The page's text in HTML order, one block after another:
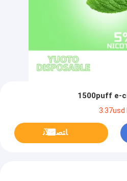
ﺎﺘﺼﻟ ﺍﻶﻧ